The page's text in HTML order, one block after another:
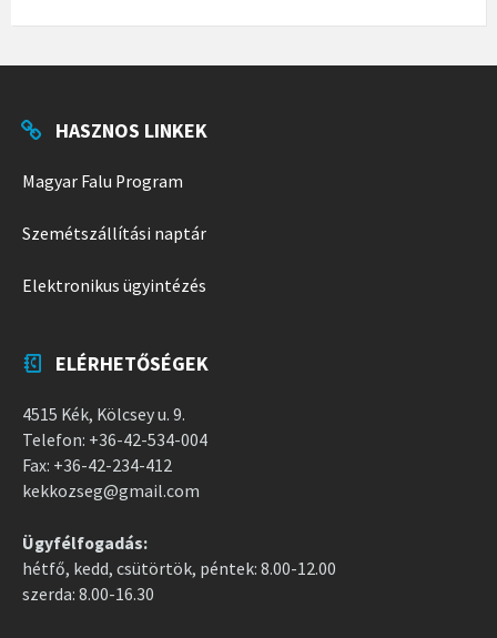
HASZNOS LINKEK
Magyar Falu Program
Szemétszállítási naptár
Elektronikus ügyintézés
ELÉRHETŐSÉGEK
4515 Kék, Kölcsey u. 9.
Telefon: +36-42-534-004
Fax: +36-42-234-412
kekkozseg@gmail.com
Ügyfélfogadás:
hétfő, kedd, csütörtök, péntek: 8.00-12.00
szerda: 8.00-16.30